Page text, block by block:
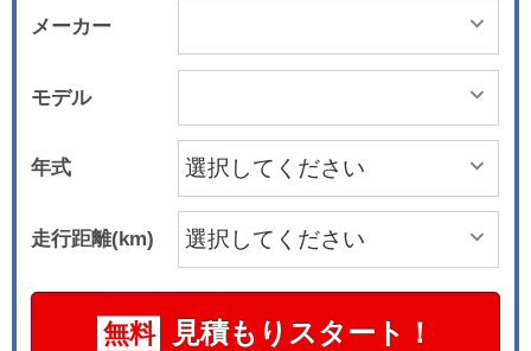
メーカー
モデル
年式
走行距離(km)
無料 見積もりスタート！